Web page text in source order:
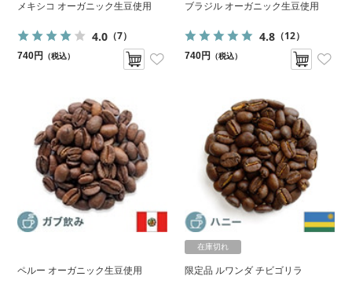
メキシコ オーガニック生豆使用
4.0（7）
740円 （税込）
ブラジル オーガニック生豆使用
4.8（12）
740円 （税込）
ペルー オーガニック生豆使用
在庫切れ
限定品 ルワンダ チビゴリラ